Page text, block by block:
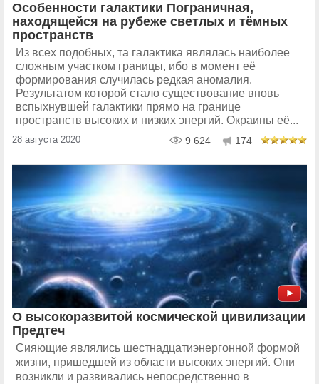
Особенности галактики Пограничная,
находящейся на рубеже светлых и тёмных
пространств
Из всех подобных, та галактика являлась наиболее
сложным участком границы, ибо в момент её
формирования случилась редкая аномалия.
Результатом которой стало существование вновь
вспыхнувшей галактики прямо на границе
пространств высоких и низких энергий. Окраины её...
28 августа 2020 9 624 174
О высокоразвитой космической цивилизации
Предтеч
Сияющие являлись шестнадцатиэнергонной формой
жизни, пришедшей из области высоких энергий. Они
возникли и развивались непосредственно в